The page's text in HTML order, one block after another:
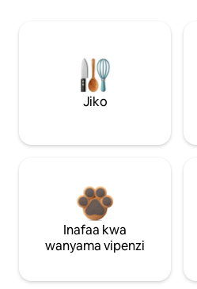
Jiko
Inafaa kwa
wanyama vipenzi